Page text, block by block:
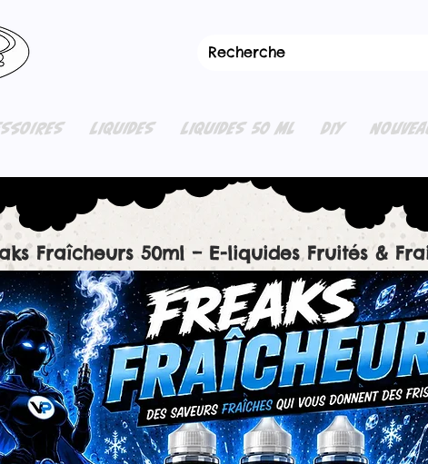
LIQUIDES LIQUIDES 50 ML DIY
Fraîcheurs 50ml – E-liquides Fruités &